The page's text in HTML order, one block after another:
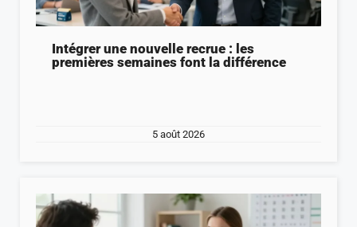
Intégrer une nouvelle recrue : les
premières semaines font la différence
5 août 2026